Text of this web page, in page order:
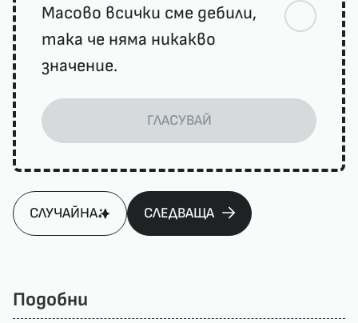
Масово всички сме дебили,
така че няма никакво
значение.
ГЛАСУВАЙ
СЛУЧАЙНА СЛЕДВАЩА
Подобни